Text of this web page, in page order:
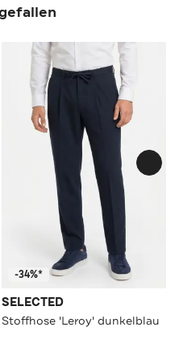
-34%*
SELECTED
Stoffhose 'Leroy' dunkelblau